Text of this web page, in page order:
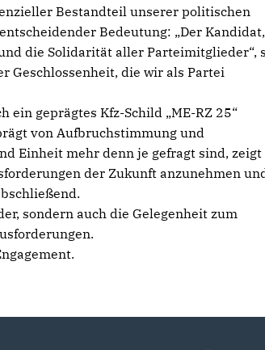
Bestandteil unserer politischen
Bedeutung: „Der
die Solidarität aller Parteimitglieder“,
Geschlossenheit, die wir als Partei
geprägtes Kfz-Schild „ME-RZ 25“
von Aufbruchstimmung und
Einheit mehr denn je gefragt sind, zeigt
der Zukunft anzunehmen
sondern auch die Gelegenheit zum